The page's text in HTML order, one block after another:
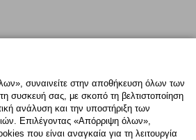
PinterestTwitter
συναινείτε στην αποθήκευση όλων των
συσκευή σας, με σκοπό τη βελτιστοποίηση
ανάλυση και την υποστήριξη των
Επιλέγοντας «Απόρριψη όλων»,
που είναι αναγκαία για τη λειτουργία